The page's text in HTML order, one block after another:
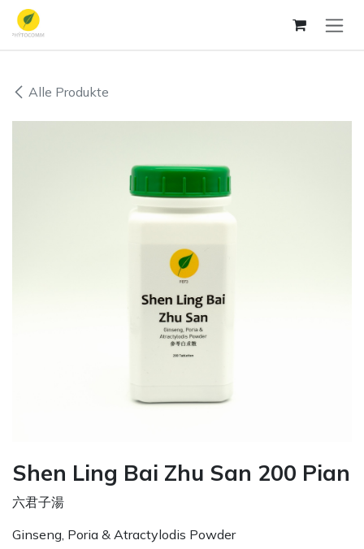
Zum Inhalt springen
Alle Produkte
Shen Ling Bai Zhu San 200 Pian
六君子湯
Ginseng, Poria & Atractylodis Powder